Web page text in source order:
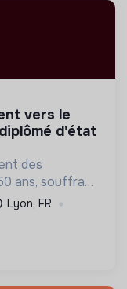
d'état
des
ans, souffrant
de précarité,
Lyon, FR